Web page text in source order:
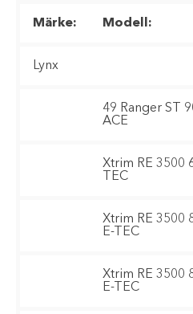
Märke: Modell:
Lynx
49 Ranger ST
ACE
Xtrim RE 3500
TEC
Xtrim RE 3500
E-TEC
Xtrim RE 3500
E-TEC